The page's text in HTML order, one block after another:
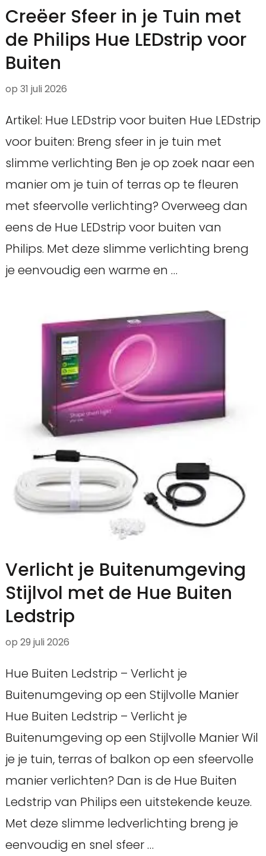
Creëer Sfeer in je Tuin met
de Philips Hue LEDstrip voor
Buiten
op 31 juli 2026
Artikel: Hue LEDstrip voor buiten Hue LEDstrip
voor buiten: Breng sfeer in je tuin met
slimme verlichting Ben je op zoek naar een
manier om je tuin of terras op te fleuren
met sfeervolle verlichting? Overweeg dan
eens de Hue LEDstrip voor buiten van
Philips. Met deze slimme verlichting breng
je eenvoudig een warme en …
Verlicht je Buitenumgeving
Stijlvol met de Hue Buiten
Ledstrip
op 29 juli 2026
Hue Buiten Ledstrip – Verlicht je
Buitenumgeving op een Stijlvolle Manier
Hue Buiten Ledstrip – Verlicht je
Buitenumgeving op een Stijlvolle Manier Wil
je je tuin, terras of balkon op een sfeervolle
manier verlichten? Dan is de Hue Buiten
Ledstrip van Philips een uitstekende keuze.
Met deze slimme ledverlichting breng je
eenvoudig en snel sfeer …